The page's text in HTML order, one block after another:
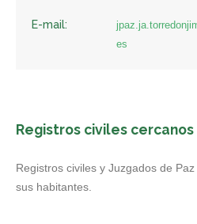
E-mail:
es
Registros civiles cercanos
Registros civiles y Juzgados de
sus habitantes.